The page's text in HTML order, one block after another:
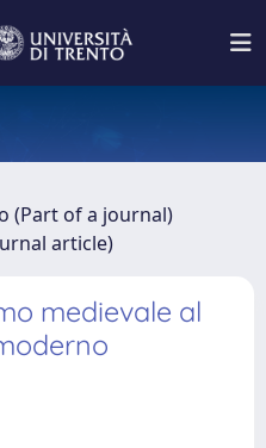
(Part of a journal)
article)
medievale al